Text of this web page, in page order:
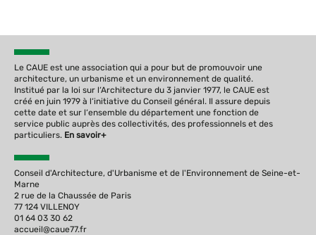
Le CAUE est une association qui a pour but de promouvoir une
architecture, un urbanisme et un environnement de qualité.
Institué par la loi sur l‘Architecture du 3 janvier 1977, le CAUE est
créé en juin 1979 à l‘initiative du Conseil général. Il assure depuis
cette date et sur l‘ensemble du département une fonction de
service public auprès des collectivités, des professionnels et des
particuliers. En savoir+
Conseil d'Architecture, d'Urbanisme et de l'Environnement de Seine-et-
Marne
2 rue de la Chaussée de Paris
77 124 VILLENOY
01 64 03 30 62
accueil@caue77.fr